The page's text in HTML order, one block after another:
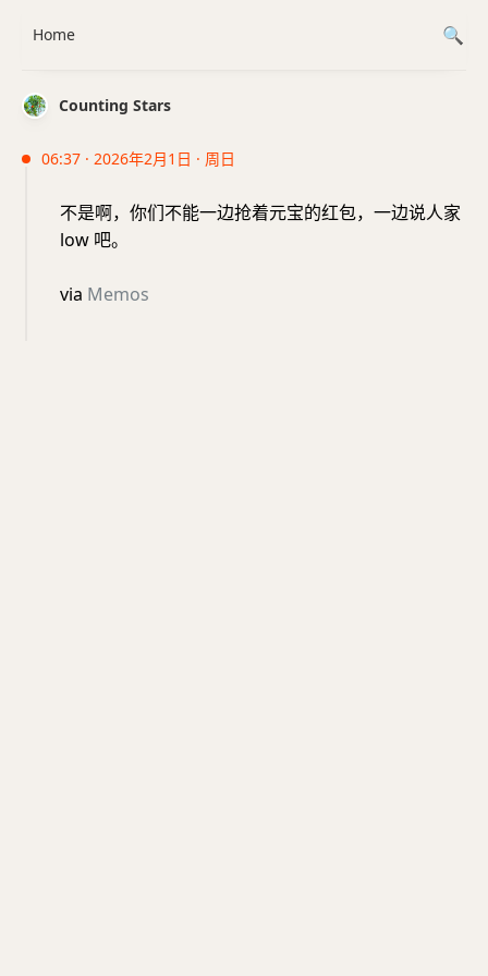
Counting Stars
06:37 · 2026年2月1日 · 周日
不是啊，你们不能一边抢着元宝的红包，一边说人家
low 吧。
via Memos
Home